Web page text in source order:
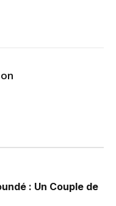
: Un Couple de